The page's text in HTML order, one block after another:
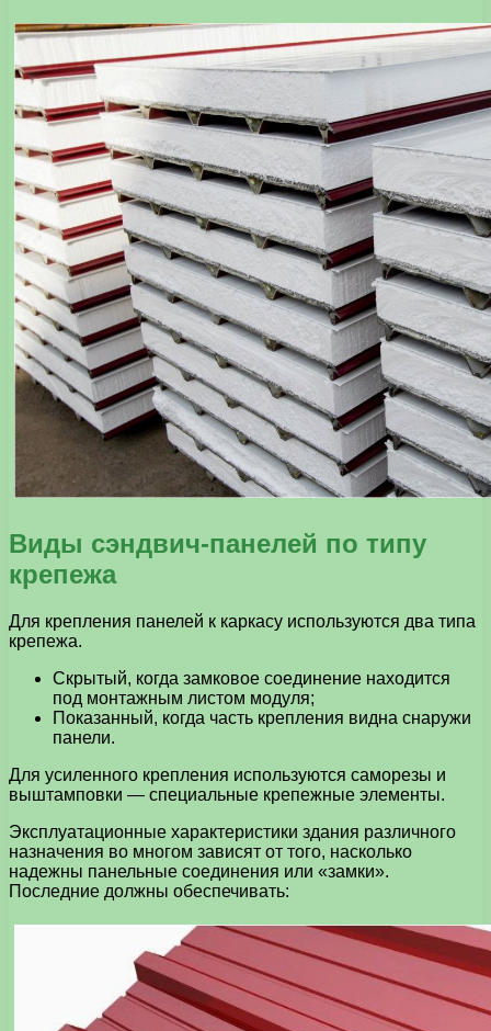
Виды сэндвич-панелей по типу
крепежа
Для крепления панелей к каркасу используются два типа
крепежа.
Скрытый, когда замковое соединение находится
под монтажным листом модуля;
Показанный, когда часть крепления видна снаружи
панели.
Для усиленного крепления используются саморезы и
выштамповки — специальные крепежные элементы.
Эксплуатационные характеристики здания различного
назначения во многом зависят от того, насколько
надежны панельные соединения или «замки».
Последние должны обеспечивать: